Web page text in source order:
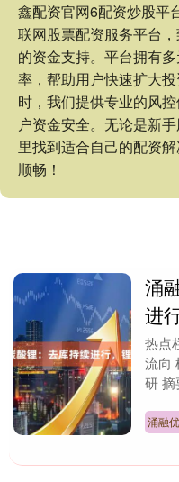
鑫配资官网6配资炒股平
联网股票配资服务平台
的资金支持。平台拥有
率，帮助用户快速扩大
时，我们提供专业的风
户资金安全。无论是新
里找到适合自己的配资
顺畅！
涌
进
热点
流向
研
需求
涌融